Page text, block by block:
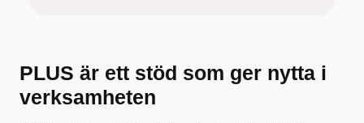
PLUS är ett stöd som ger nytta i
verksamheten